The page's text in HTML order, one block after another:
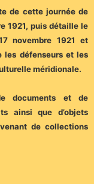
de cette journée de
1921, puis détaille le
novembre 1921 et
les défenseurs et les
méridionale.
documents et de
ainsi que d’objets
de collections